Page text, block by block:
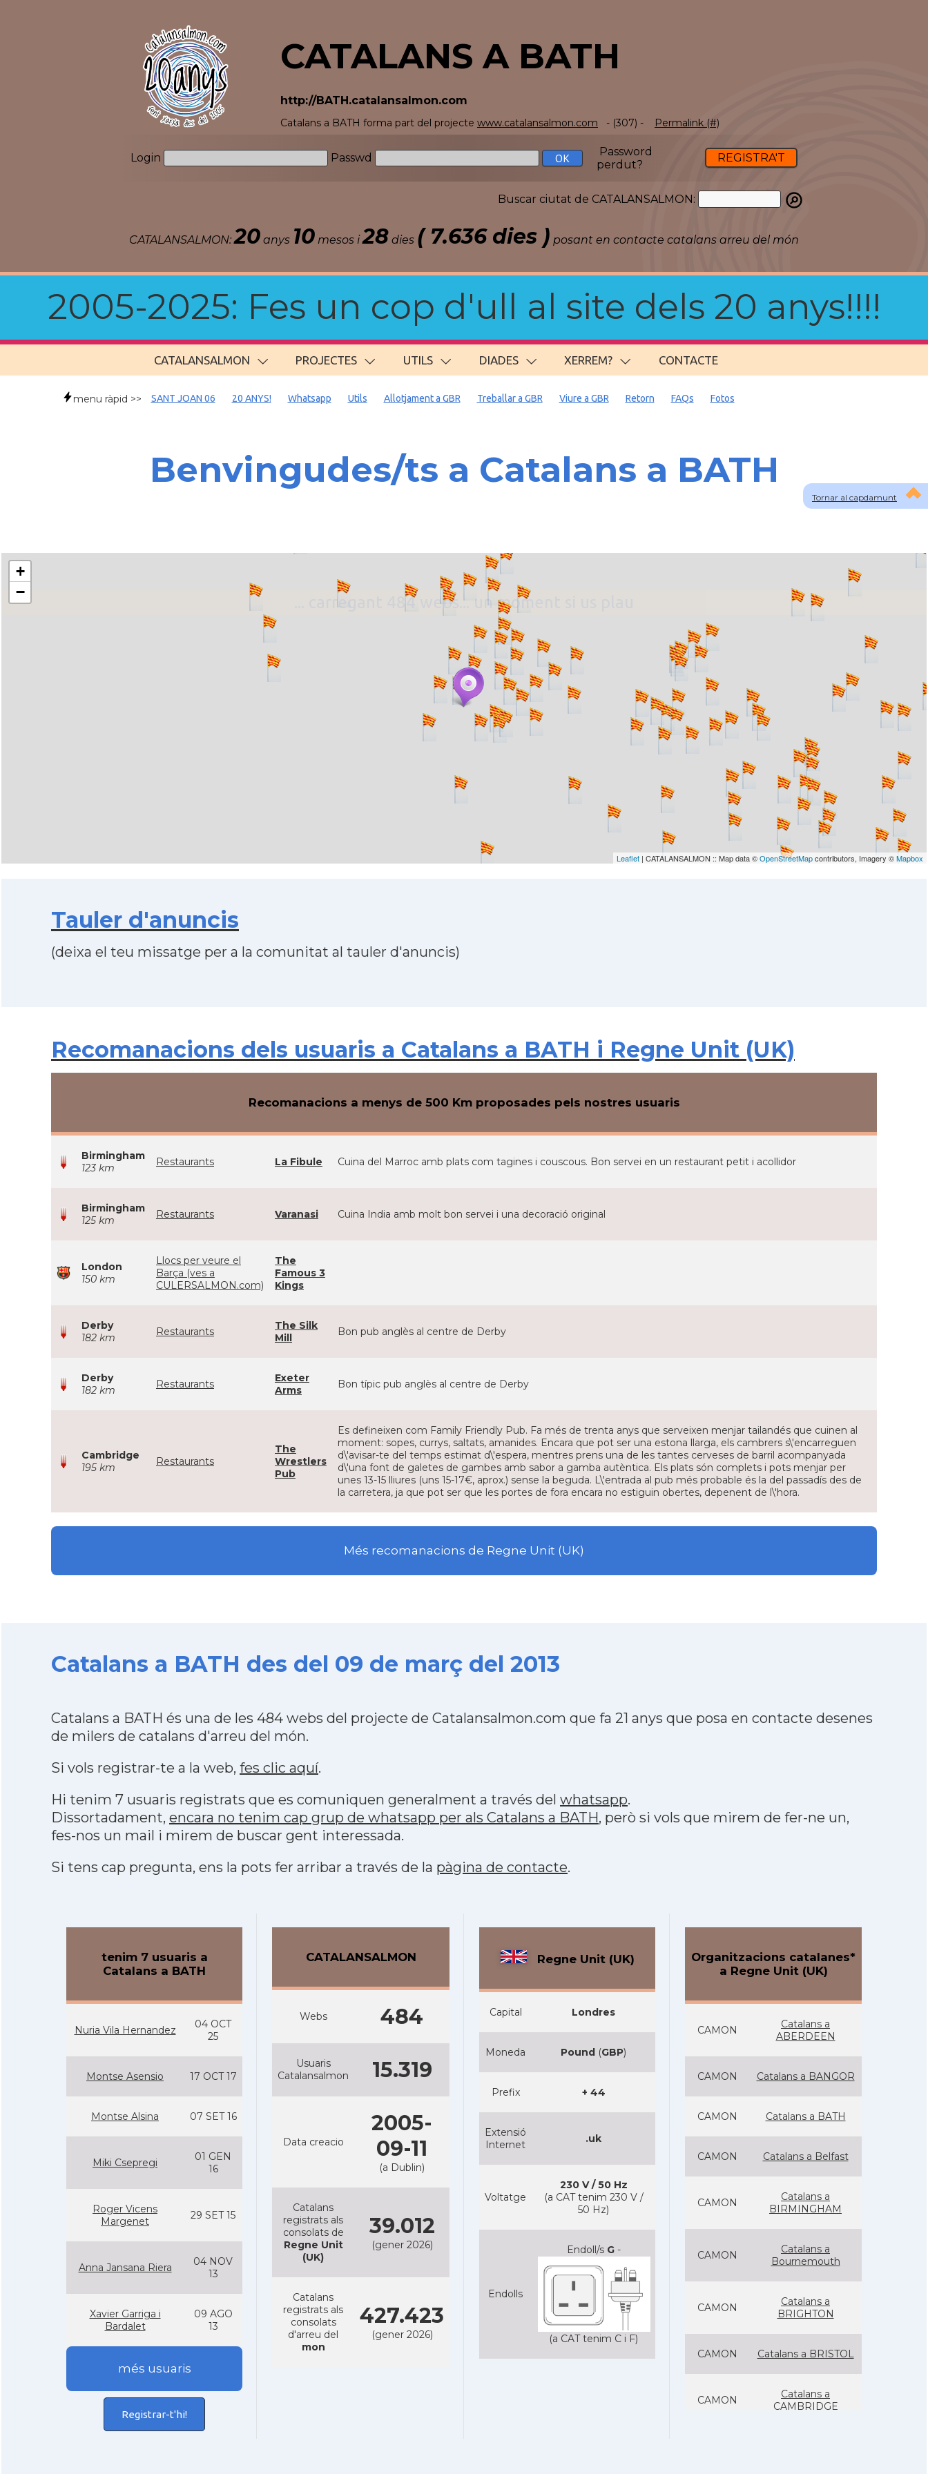
CATALANS A BATH
http://BATH.catalansalmon.com
Catalans a BATH forma part del projecte www.catalansalmon.com - (307) - Permalink (#)
Login Passwd
Password
perdut?
REGISTRA'T
Buscar ciutat de CATALANSALMON:
CATALANSALMON:20 anys 10 mesos i28 dies ( 7.636 dies ) posant en contacte catalans arreu del món
2005-2025: Fes un cop d'ull al site dels 20 anys!!!!
CATALANSALMON PROJECTES UTILS DIADES XERREM? CONTACTE
Tornar al capdamunt
menu ràpid >> SANT JOAN 06 20 ANYS! Whatsapp Utils Allotjament a GBR Treballar a GBR Viure a GBR Retorn FAQs Fotos
Benvingudes/ts a Catalans a BATH
... carregant 484 webs... un moment si us plau
+
−
Leaflet | CATALANSALMON :: Map data ©OpenStreetMapcontributors, Imagery ©Mapbox
Tauler d'anuncis
(deixa el teu missatge per a la comunitat al tauler d'anuncis)
Recomanacions dels usuaris a Catalans a BATH i Regne Unit (UK)
Recomanacions a menys de 500 Km proposades pels nostres usuaris
Birmingham
123 km
Restaurants La Fibule Cuina del Marroc amb plats com tagines i couscous. Bon servei en un restaurant petit i acollidor
Birmingham
125 km
Restaurants Varanasi Cuina India amb molt bon servei i una decoració original
London
150 km
Llocs per veure el
Barça (ves a
CULERSALMON.com)
The
Famous 3
Kings
Derby
182 km
Restaurants
The Silk
Mill
Bon pub anglès al centre de Derby
Derby
182 km
Restaurants
Exeter
Arms
Bon típic pub anglès al centre de Derby
Cambridge
195 km
Restaurants
The
Wrestlers
Pub
Es defineixen com Family Friendly Pub. Fa més de trenta anys que serveixen menjar tailandés que cuinen al
moment: sopes, currys, saltats, amanides. Encara que pot ser una estona llarga, els cambrers s\'encarreguen
d\'avisar-te del temps estimat d\'espera, mentres prens una de les tantes cerveses de barril acompanyada
d\'una font de galetes de gambes amb sabor a gamba autèntica. Els plats són complets i pots menjar per
unes 13-15 lliures (uns 15-17€, aprox.) sense la beguda. L\'entrada al pub més probable és la del passadís des de
la carretera, ja que pot ser que les portes de fora encara no estiguin obertes, depenent de l\'hora.
Més recomanacions de Regne Unit (UK)
Catalans a BATH des del 09 de març del 2013
Catalans a BATH és una de les 484 webs del projecte de Catalansalmon.com que fa 21 anys que posa en contacte desenes
de milers de catalans d'arreu del món.
Si vols registrar-te a la web, fes clic aquí.
Hi tenim 7 usuaris registrats que es comuniquen generalment a través del whatsapp.
Dissortadament, encara no tenim cap grup de whatsapp per als Catalans a BATH, però si vols que mirem de fer-ne un,
fes-nos un mail i mirem de buscar gent interessada.
Si tens cap pregunta, ens la pots fer arribar a través de la pàgina de contacte.
tenim 7 usuaris a
Catalans a BATH
Nuria Vila Hernandez
04 OCT
25
Montse Asensio 17 OCT 17
Montse Alsina 07 SET 16
Miki Csepregi
01 GEN
16
Roger Vicens
Margenet
29 SET 15
Anna Jansana Riera
04 NOV
13
Xavier Garriga i
Bardalet
09 AGO
13
més usuaris
Registrar-t'hi!
CATALANSALMON
Webs 484
Usuaris
Catalansalmon
15.319
Data creacio
2005-
09-11
(a Dublin)
Catalans
registrats als
consolats de
Regne Unit
(UK)
39.012
(gener 2026)
Catalans
registrats als
consolats
d'arreu del
mon
427.423
(gener 2026)
Regne Unit (UK)
Capital Londres
Moneda Pound (GBP)
Prefix + 44
Extensió
Internet
.uk
Voltatge
230 V / 50 Hz
(a CAT tenim 230 V /
50 Hz)
Endolls
Endoll/s G-
(a CAT tenim C i F)
Organitzacions catalanes*
a Regne Unit (UK)
CAMON
Catalans a
ABERDEEN
CAMON Catalans a BANGOR
CAMON Catalans a BATH
CAMON Catalans a Belfast
CAMON
Catalans a
BIRMINGHAM
CAMON
Catalans a
Bournemouth
CAMON
Catalans a
BRIGHTON
CAMON Catalans a BRISTOL
CAMON
Catalans a
CAMBRIDGE